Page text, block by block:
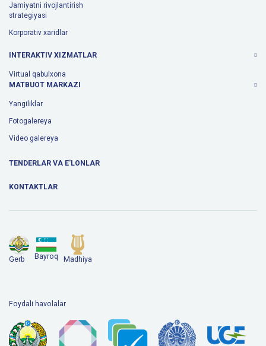
Jamiyatni rivojlantirish
strategiyasi
Korporativ xaridlar
INTERAKTIV XIZMATLAR
Virtual qabulxona
MATBUOT MARKAZI
Yangiliklar
Fotogalereya
Video galereya
TENDERLAR VA E'LONLAR
KONTAKTLAR
Gerb Bayroq Madhiya
Foydali havolalar